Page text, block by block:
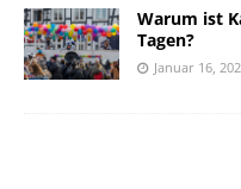
Warum ist
Tagen?
Januar 16,